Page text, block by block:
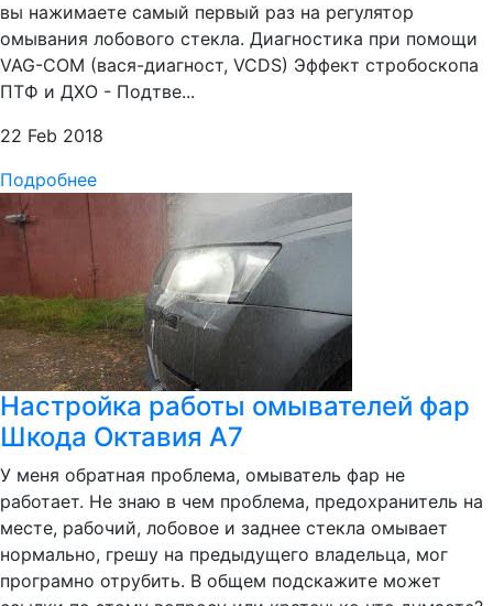
вы нажимаете самый первый раз на регулятор
омывания лобового стекла. Диагностика при помощи
VAG-COM (вася-диагност, VCDS) Эффект стробоскопа
ПТФ и ДХО - Подтве...
22 Feb 2018
Подробнее
Настройка работы омывателей фар
Шкода Октавия А7
У меня обратная проблема, омыватель фар не
работает. Не знаю в чем проблема, предохранитель на
месте, рабочий, лобовое и заднее стекла омывает
нормально, грешу на предыдущего владельца, мог
програмно отрубить. В общем подскажите может